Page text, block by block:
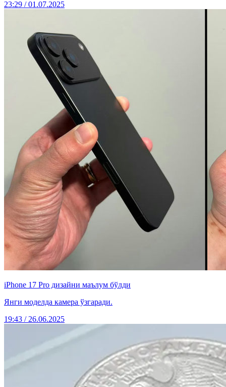
23:29 / 01.07.2025
iPhone 17 Pro дизайни маълум бўлди
Янги моделда камера ўзгаради.
19:43 / 26.06.2025